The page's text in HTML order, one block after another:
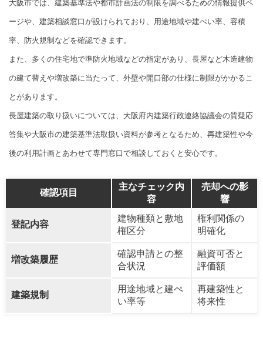
大阪市では、建築基準法や都市計画法の制限を調べるための情報提供ペ
ージや、建築相談窓口が設けられており、用途地域や建ぺい率、容積
率、防火規制などを確認できます。
また、多くの住宅地で準防火地域などの指定があり、長屋など木造建物
の建て替えや増改築に当たって、外壁や開口部の仕様に制限がかかるこ
とがあります。
長屋建築の取り扱いについては、大阪府内建築行政連絡協議会の質疑応
答集や大阪市の建築基準法取扱い資料が参考となるため、再建築性や今
後の利用計画とあわせて専門窓口で相談しておくと安心です。
確認項目
主なチェック内
容
売却への影
響
登記内容
建物種類と敷地
権区分
権利関係の
明確化
増改築履歴
確認申請との整
合状況
融資可否と
評価額
建築規制
用途地域と建ぺ
い率等
再建築性と
将来性